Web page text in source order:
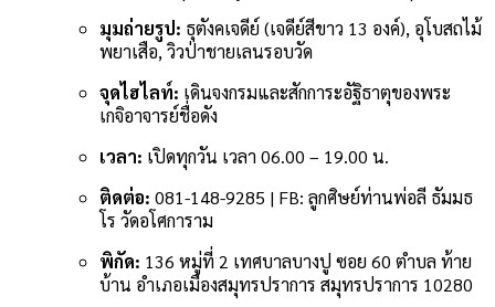
มุมถ่ายรูป: ธุตังคเจดีย์ (เจดีย์สีขาว 13 องค์), อุโบสถไม้
พยาเสือ, วิวป่าชายเลนรอบวัด
จุดไฮไลท์: เดินจงกรมและสักการะอัฐิธาตุของพระ
เกจิอาจารย์ชื่อดัง
เวลา: เปิดทุกวัน เวลา 06.00 – 19.00 น.
ติดต่อ: 081-148-9285 | FB: ลูกศิษย์ท่านพ่อลี ธัมมธ
โร วัดอโศการาม
พิกัด: 136 หมู่ที่ 2 เทศบาลบางปู ซอย 60 ตำบล ท้าย
บ้าน อำเภอเมืองสมุทรปราการ สมุทรปราการ 10280